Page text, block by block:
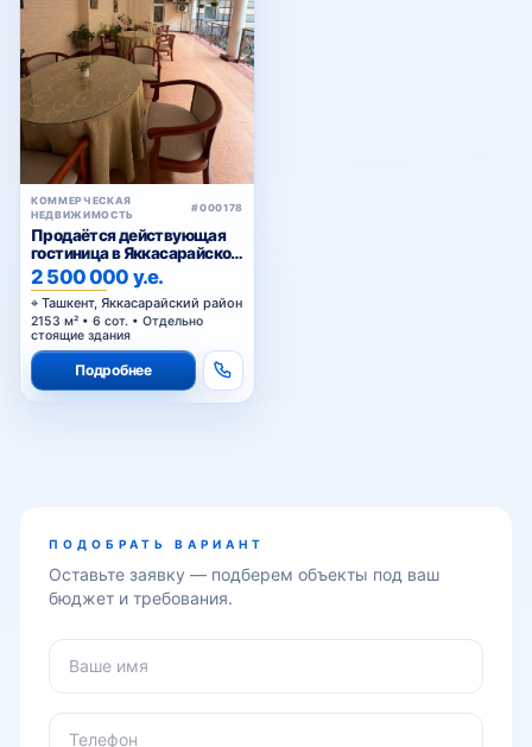
1-я нотариальная контора
Pyramid Towers
Babur Elite
Akay City
Богибустон
Текстильный институт
улица Чехова
КОММЕРЧЕСКАЯ
НЕДВИЖИМОСТЬ
#000178
Продаётся действующая
гостиница в Яккасарайском
районе
2 500 000 у.е.
Ташкент, Яккасарайский район
2153 м² • 6 сот. • Отдельно
стоящие здания
Подробнее
ПОДОБРАТЬ ВАРИАНТ
Оставьте заявку — подберем объекты под ваш
бюджет и требования.